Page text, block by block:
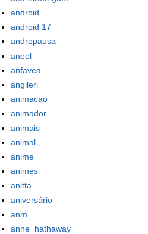
android
android 17
andropausa
aneel
anfavea
angileri
animacao
animador
animais
animal
anime
animes
anitta
aniversário
anm
anne_hathaway